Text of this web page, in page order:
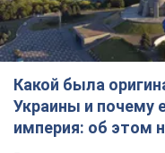
Какой была
Украины и почему
империя: об этом